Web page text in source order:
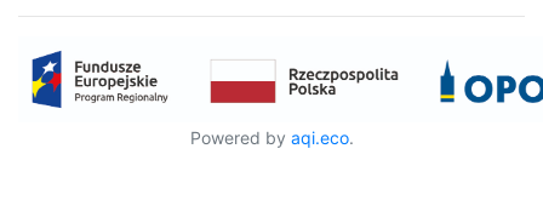
Powered by aqi.eco.